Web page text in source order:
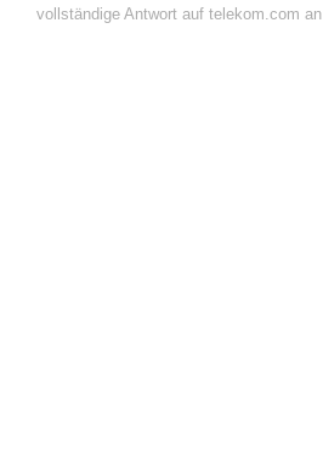
vollständige Antwort auf telekom.com an